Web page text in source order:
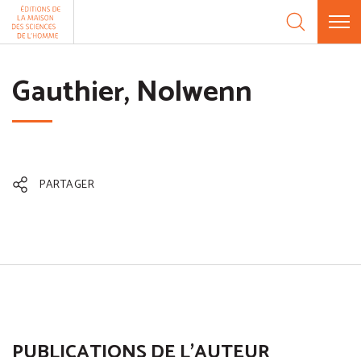
Aller au contenu
Gauthier, Nolwenn
PARTAGER
Panneau de gestion des cookies